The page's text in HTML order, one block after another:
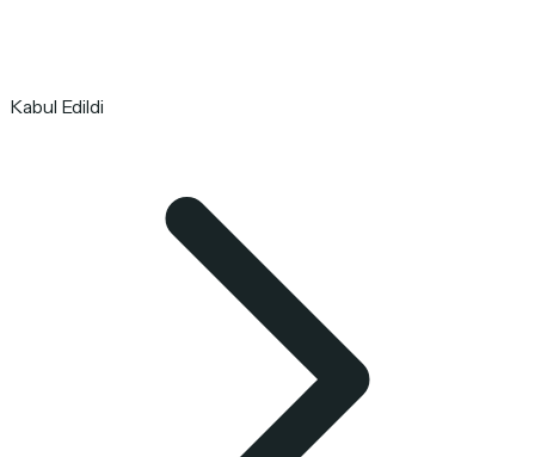
Kabul Edildi